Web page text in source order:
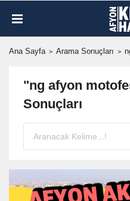
Ana Sayfa Arama Sonuçları
"ng afyon
Sonuçları